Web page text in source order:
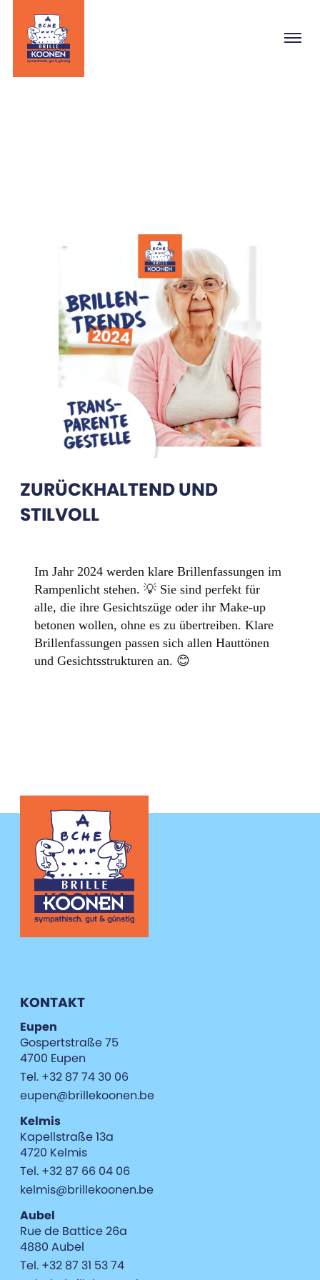
ZURÜCKHALTEND UND
STILVOLL
Im Jahr 2024 werden klare Brillenfassungen im
Rampenlicht stehen. 💡 Sie sind perfekt für
alle, die ihre Gesichtszüge oder ihr Make-up
betonen wollen, ohne es zu übertreiben. Klare
Brillenfassungen passen sich allen Hauttönen
und Gesichtsstrukturen an. 😊
KONTAKT
Eupen
Gospertstraße 75
4700 Eupen
Tel. +32 87 74 30 06
eupen@brillekoonen.be
Kelmis
Kapellstraße 13a
4720 Kelmis
Tel. +32 87 66 04 06
kelmis@brillekoonen.be
Aubel
Rue de Battice 26a
4880 Aubel
Tel. +32 87 31 53 74